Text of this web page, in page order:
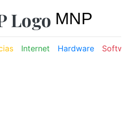
MNP
Internet Hardware Software